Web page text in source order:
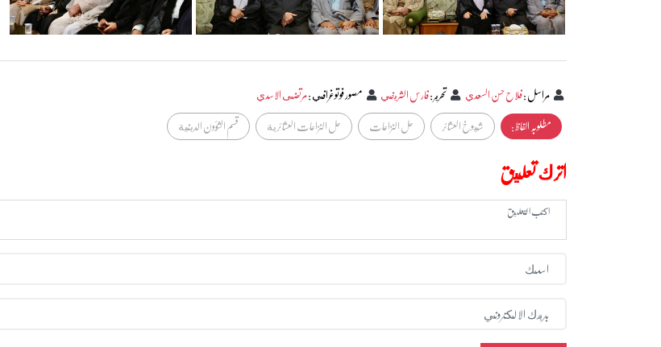
مراسل:فلاح حسن السعدي تحرير:فارس الشريفي مصور فوتوغرافي:مرتضى الاسدي
مطلوبہ الفاظ :
شيوخ العشائر حل النزاعات حل النزاعات العشائرية قسم الشؤون الدينية
اترك تعليق